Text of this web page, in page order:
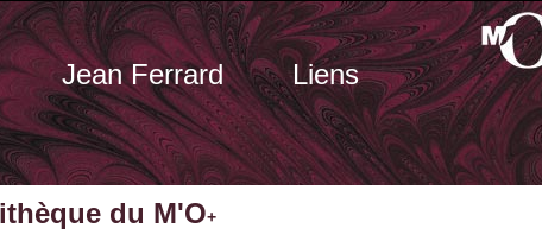
Jean Ferrard Liens
du M'O+